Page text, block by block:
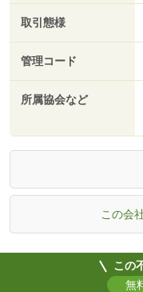
取引態様
管理コード
所属協会など
この会
この
無